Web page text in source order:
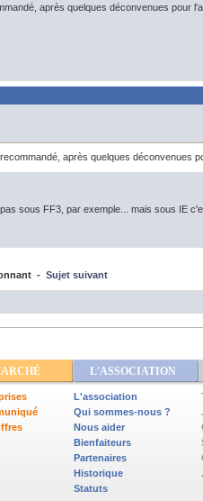
après quelques déconvenues pour
après quelques déconvenues
sous FF3, par exemple... mais sous IE
- Sujet suivant
L'ASSOCIATION
L'association
Qui sommes-nous ?
Nous aider
Bienfaiteurs
Partenaires
Historique
Statuts